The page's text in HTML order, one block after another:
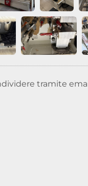
tramite